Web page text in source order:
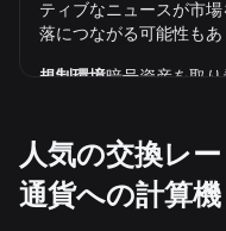
ティブなニュースが市
落につながる可能性もあ
規制環境暗号資産を取
規制は、暗号資産に対
上昇させる可能性があ
すぎる規制政策は、暗号
人気の交換レ
通貨への計算機